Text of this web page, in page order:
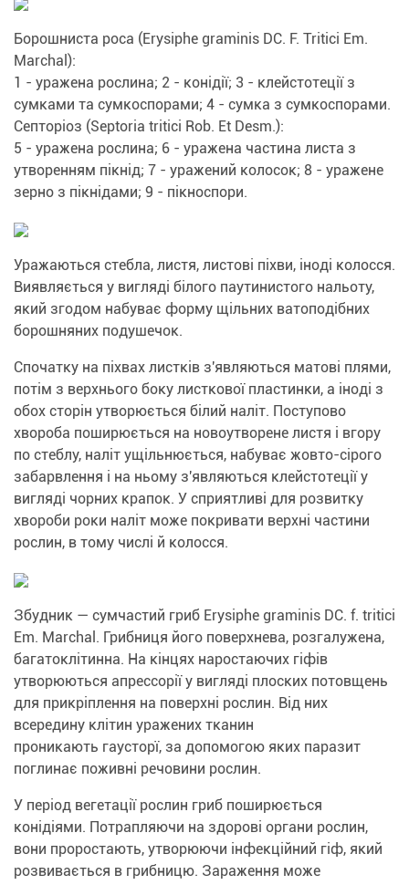
Борошниста роса (Erysiphe graminis DC. F. Tritici Em.
Marchal):
1 - уражена рослина; 2 - конідії; 3 - клейстотеції з
сумками та сумкоспорами; 4 - сумка з сумкоспорами.
Септоріоз (Septoria tritici Rob. Et Desm.):
5 - уражена рослина; 6 - уражена частина листа з
утворенням пікнід; 7 - уражений колосок; 8 - уражене
зерно з пікнідами; 9 - пікноспори.
Уражаються стебла, листя, листові піхви, іноді колосся.
Виявляється у вигляді білого паутинистого нальоту,
який згодом набуває форму щільних ватоподібних
борошняних подушечок.
Спочатку на піхвах листків з'являються матові плями,
потім з верхнього боку листкової пластинки, а іноді з
обох сторін утворюється білий наліт. Поступово
хвороба поширюється на новоутворене листя і вгору
по стеблу, наліт ущільнюється, набуває жовто-сірого
забарвлення і на ньому з'являються клейстотеції у
вигляді чорних крапок. У сприятливі для розвитку
хвороби роки наліт може покривати верхні частини
рослин, в тому числі й колосся.
Збудник — сумчастий гриб Erysiphe graminis DC. f. tritici
Em. Marchal. Грибниця його поверхнева, розгалужена,
багатоклітинна. На кінцях наростаючих гіфів
утворюються апрессорії у вигляді плоских потовщень
для прикріплення на поверхні рослин. Від них
всередину клітин уражених тканин
проникають гаусторї, за допомогою яких паразит
поглинає поживні речовини рослин.
У період вегетації рослин гриб поширюється
конідіями. Потрапляючи на здорові органи рослин,
вони проростають, утворюючи інфекційний гіф, який
розвивається в грибницю. Зараження може